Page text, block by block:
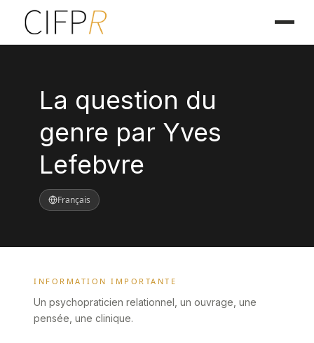
La question du
genre par Yves
Lefebvre
Français
INFORMATION IMPORTANTE
Un psychopraticien relationnel, un ouvrage, une
pensée, une clinique.